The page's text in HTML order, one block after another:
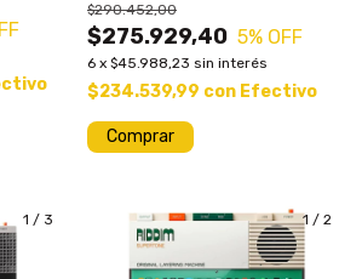
$275.929,40
$290.452,00
5% OFF
6 x $45.988,23 sin interés
$234.539,99 con Efectivo
1 / 3 1 / 2